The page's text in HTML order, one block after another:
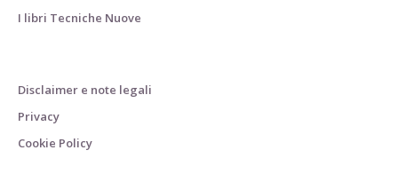
I libri Tecniche Nuove
Disclaimer e note legali
Privacy
Cookie Policy